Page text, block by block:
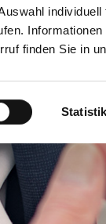
finden Sie in